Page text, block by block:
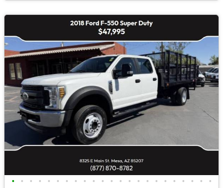
• • • • • • • • • • • • • • • • • • • • • • •